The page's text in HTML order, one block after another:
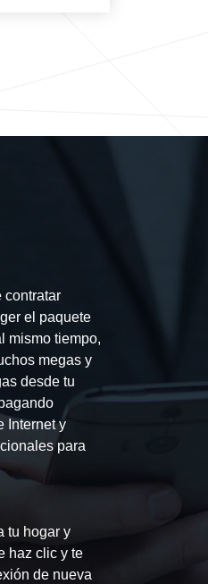
contratar
el paquete
mismo tiempo,
megas y
desde tu
Internet y
para
tu hogar y
haz clic y te
de nueva